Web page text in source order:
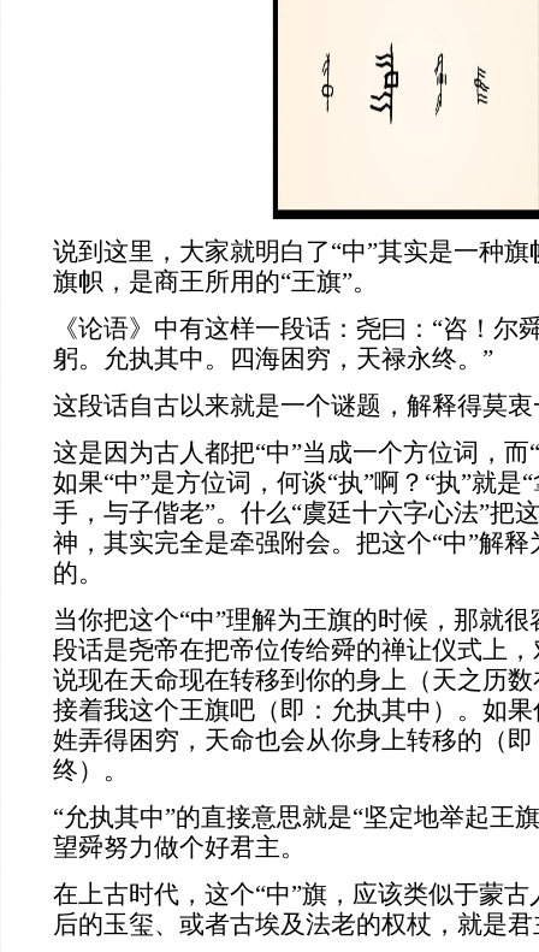
说到这里，大家就明白了“中”其实是一种
旗帜，是商王所用的“王旗”。
《论语》中有这样一段话：尧曰： “咨！尔
躬。允执其中。四海困穷，天禄永终。”
这段话自古以来就是一个谜题，解释得莫衷
这是因为古人都把“中”当成一个方位词，而
如果“中”是方位词，何谈“执”啊？“执”就是
手，与子偕老”。什么“虞廷十六字心法”把
神，其实完全是牵强附会。把这个“中”解释
的。
当你把这个“中”理解为王旗的时候，那就
段话是尧帝在把帝位传给舜的禅让仪式上
说现在天命现在转移到你的身上（天之历
接着我这个王旗吧（即：允执其中）。如
姓弄得困穷，天命也会从你身上转移的（
终）。
“允执其中”的直接意思就是“坚定地举起王
望舜努力做个好君主。
在上古时代，这个“中”旗，应该类似于蒙
后的玉玺、或者古埃及法老的权杖，就是